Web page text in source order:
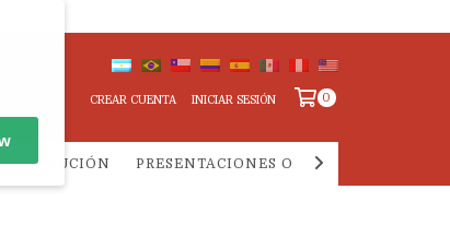
CREAR CUENTA INICIAR SESIÓN 0
PRESENTACIONES ONLINE